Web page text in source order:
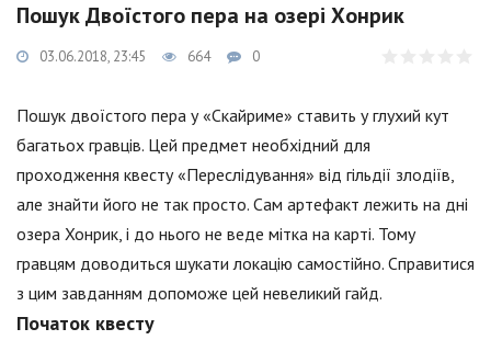
Пошук Двоїстого пера на озері Хонрик
03.06.2018, 23:45 664 0
Пошук двоїстого пера у «Скайриме» ставить у глухий кут
багатьох гравців. Цей предмет необхідний для
проходження квесту «Переслідування» від гільдії злодіїв,
але знайти його не так просто. Сам артефакт лежить на дні
озера Хонрик, і до нього не веде мітка на карті. Тому
гравцям доводиться шукати локацію самостійно. Справитися
з цим завданням допоможе цей невеликий гайд.
Початок квесту